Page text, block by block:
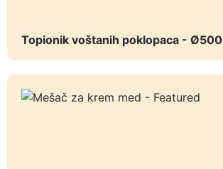
Topionik voštanih poklopaca - Ø500